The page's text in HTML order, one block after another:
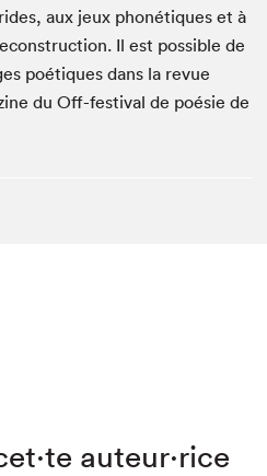
aux jeux phonétiques et à
Il est possible de
poétiques dans la revue
du Off-festival de poésie de
auteur·rice